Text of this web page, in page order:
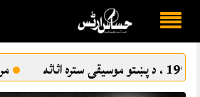
to
content
مراد — چې بامراد نه شو